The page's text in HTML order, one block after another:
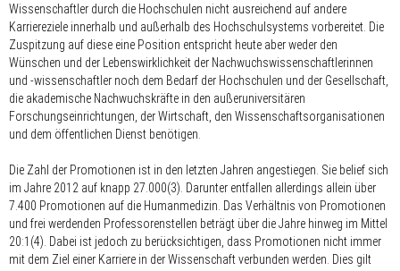
Wissenschaftler durch die Hochschulen nicht ausreichend auf andere
Karriereziele innerhalb und außerhalb des Hochschulsystems vorbereitet. Die
Zuspitzung auf diese eine Position entspricht heute aber weder den
Wünschen und der Lebenswirklichkeit der Nachwuchswissenschaftlerinnen
und -wissenschaftler noch dem Bedarf der Hochschulen und der Gesellschaft,
die akademische Nachwuchskräfte in den außeruniversitären
Forschungseinrichtungen, der Wirtschaft, den Wissenschafts­organisationen
und dem öffentlichen Dienst benötigen.
Die Zahl der Promotionen ist in den letzten Jahren angestiegen. Sie belief sich
im Jahre 2012 auf knapp 27.000(3). Darunter entfallen allerdings allein über
7.400 Promotionen auf die Humanmedizin. Das Verhältnis von Promotionen
und frei werdenden Professorenstellen beträgt über die Jahre hinweg im Mittel
20:1(4). Dabei ist jedoch zu berücksichtigen, dass Promotionen nicht immer
mit dem Ziel einer Karriere in der Wissenschaft verbunden werden. Dies gilt